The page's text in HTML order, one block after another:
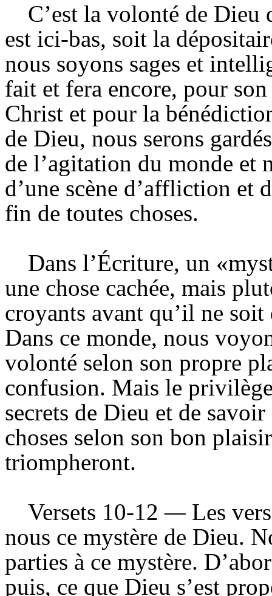
C’est la volonté de Dieu
est ici-bas, soit la
nous soyons sages et
fait et fera encore, pour
Christ et pour la
de Dieu, nous serons
de l’agitation du monde et
d’une scène d’affliction et
fin de toutes choses.
Dans l’Écriture, un
une chose cachée, mais
croyants avant qu’il ne
Dans ce monde, nous
volonté selon son propre
confusion. Mais le
secrets de Dieu et de
choses selon son bon
triompheront.
Versets 10-12 — Les
nous ce mystère de Dieu.
parties à ce mystère.
puis, ce que Dieu s’est